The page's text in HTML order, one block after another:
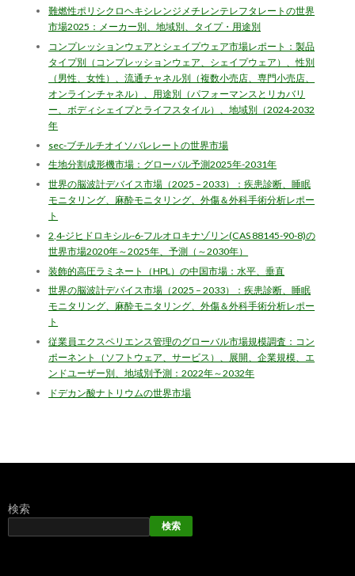
難燃性ポリシクロヘキシレンジメチレンテレフタレートの世界
市場2025：メーカー別、地域別、タイプ・用途別
コンプレッションウェアとシェイプウェア市場レポート：製品
タイプ別（コンプレッションウェア、シェイプウェア）、性別
（男性、女性）、流通チャネル別（複数小売店、専門小売店、
オンラインチャネル）、用途別（パフォーマンスとリカバリ
ー、ボディシェイプとライフスタイル）、地域別（2024-2032
年
sec-ブチルチオイソバレレートの世界市場
生地分割成形機市場：グローバル予測2025年-2031年
世界の脳波計デバイス市場（2025 – 2033）：疾患診断、睡眠
モニタリング、麻酔モニタリング、外傷＆外科手術分析レポー
ト
2,4-ジヒドロキシル-6-フルオロキナゾリン(CAS 88145-90-8)の
世界市場2020年～2025年、予測（～2030年）
装飾的高圧ラミネート（HPL）の中国市場：水平、垂直
世界の脳波計デバイス市場（2025 – 2033）：疾患診断、睡眠
モニタリング、麻酔モニタリング、外傷＆外科手術分析レポー
ト
従業員エクスペリエンス管理のグローバル市場規模調査：コン
ポーネント（ソフトウェア、サービス）、展開、企業規模、エ
ンドユーザー別、地域別予測：2022年～2032年
ドデカン酸ナトリウムの世界市場
検索
検索